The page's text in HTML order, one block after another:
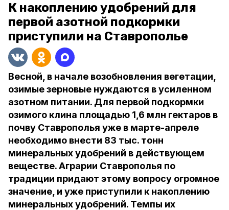
К накоплению удобрений для
первой азотной подкормки
приступили на Ставрополье
Весной, в начале возобновления вегетации,
озимые зерновые нуждаются в усиленном
азотном питании. Для первой подкормки
озимого клина площадью 1,6 млн гектаров в
почву Ставрополья уже в марте-апреле
необходимо внести 83 тыс. тонн
минеральных удобрений в действующем
веществе. Аграрии Ставрополья по
традиции придают этому вопросу огромное
значение, и уже приступили к накоплению
минеральных удобрений. Темпы их